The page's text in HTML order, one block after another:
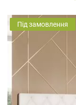
Під замовлення